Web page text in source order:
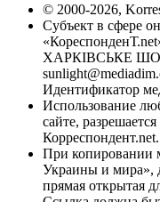
© 2000-2026,
Субъект в сфере
ХАРКІВСЬКЕ
Идентификатор
Использование
сайте,
Корреспондент.net.
При копировании
Украины и мира»,
прямая открытая